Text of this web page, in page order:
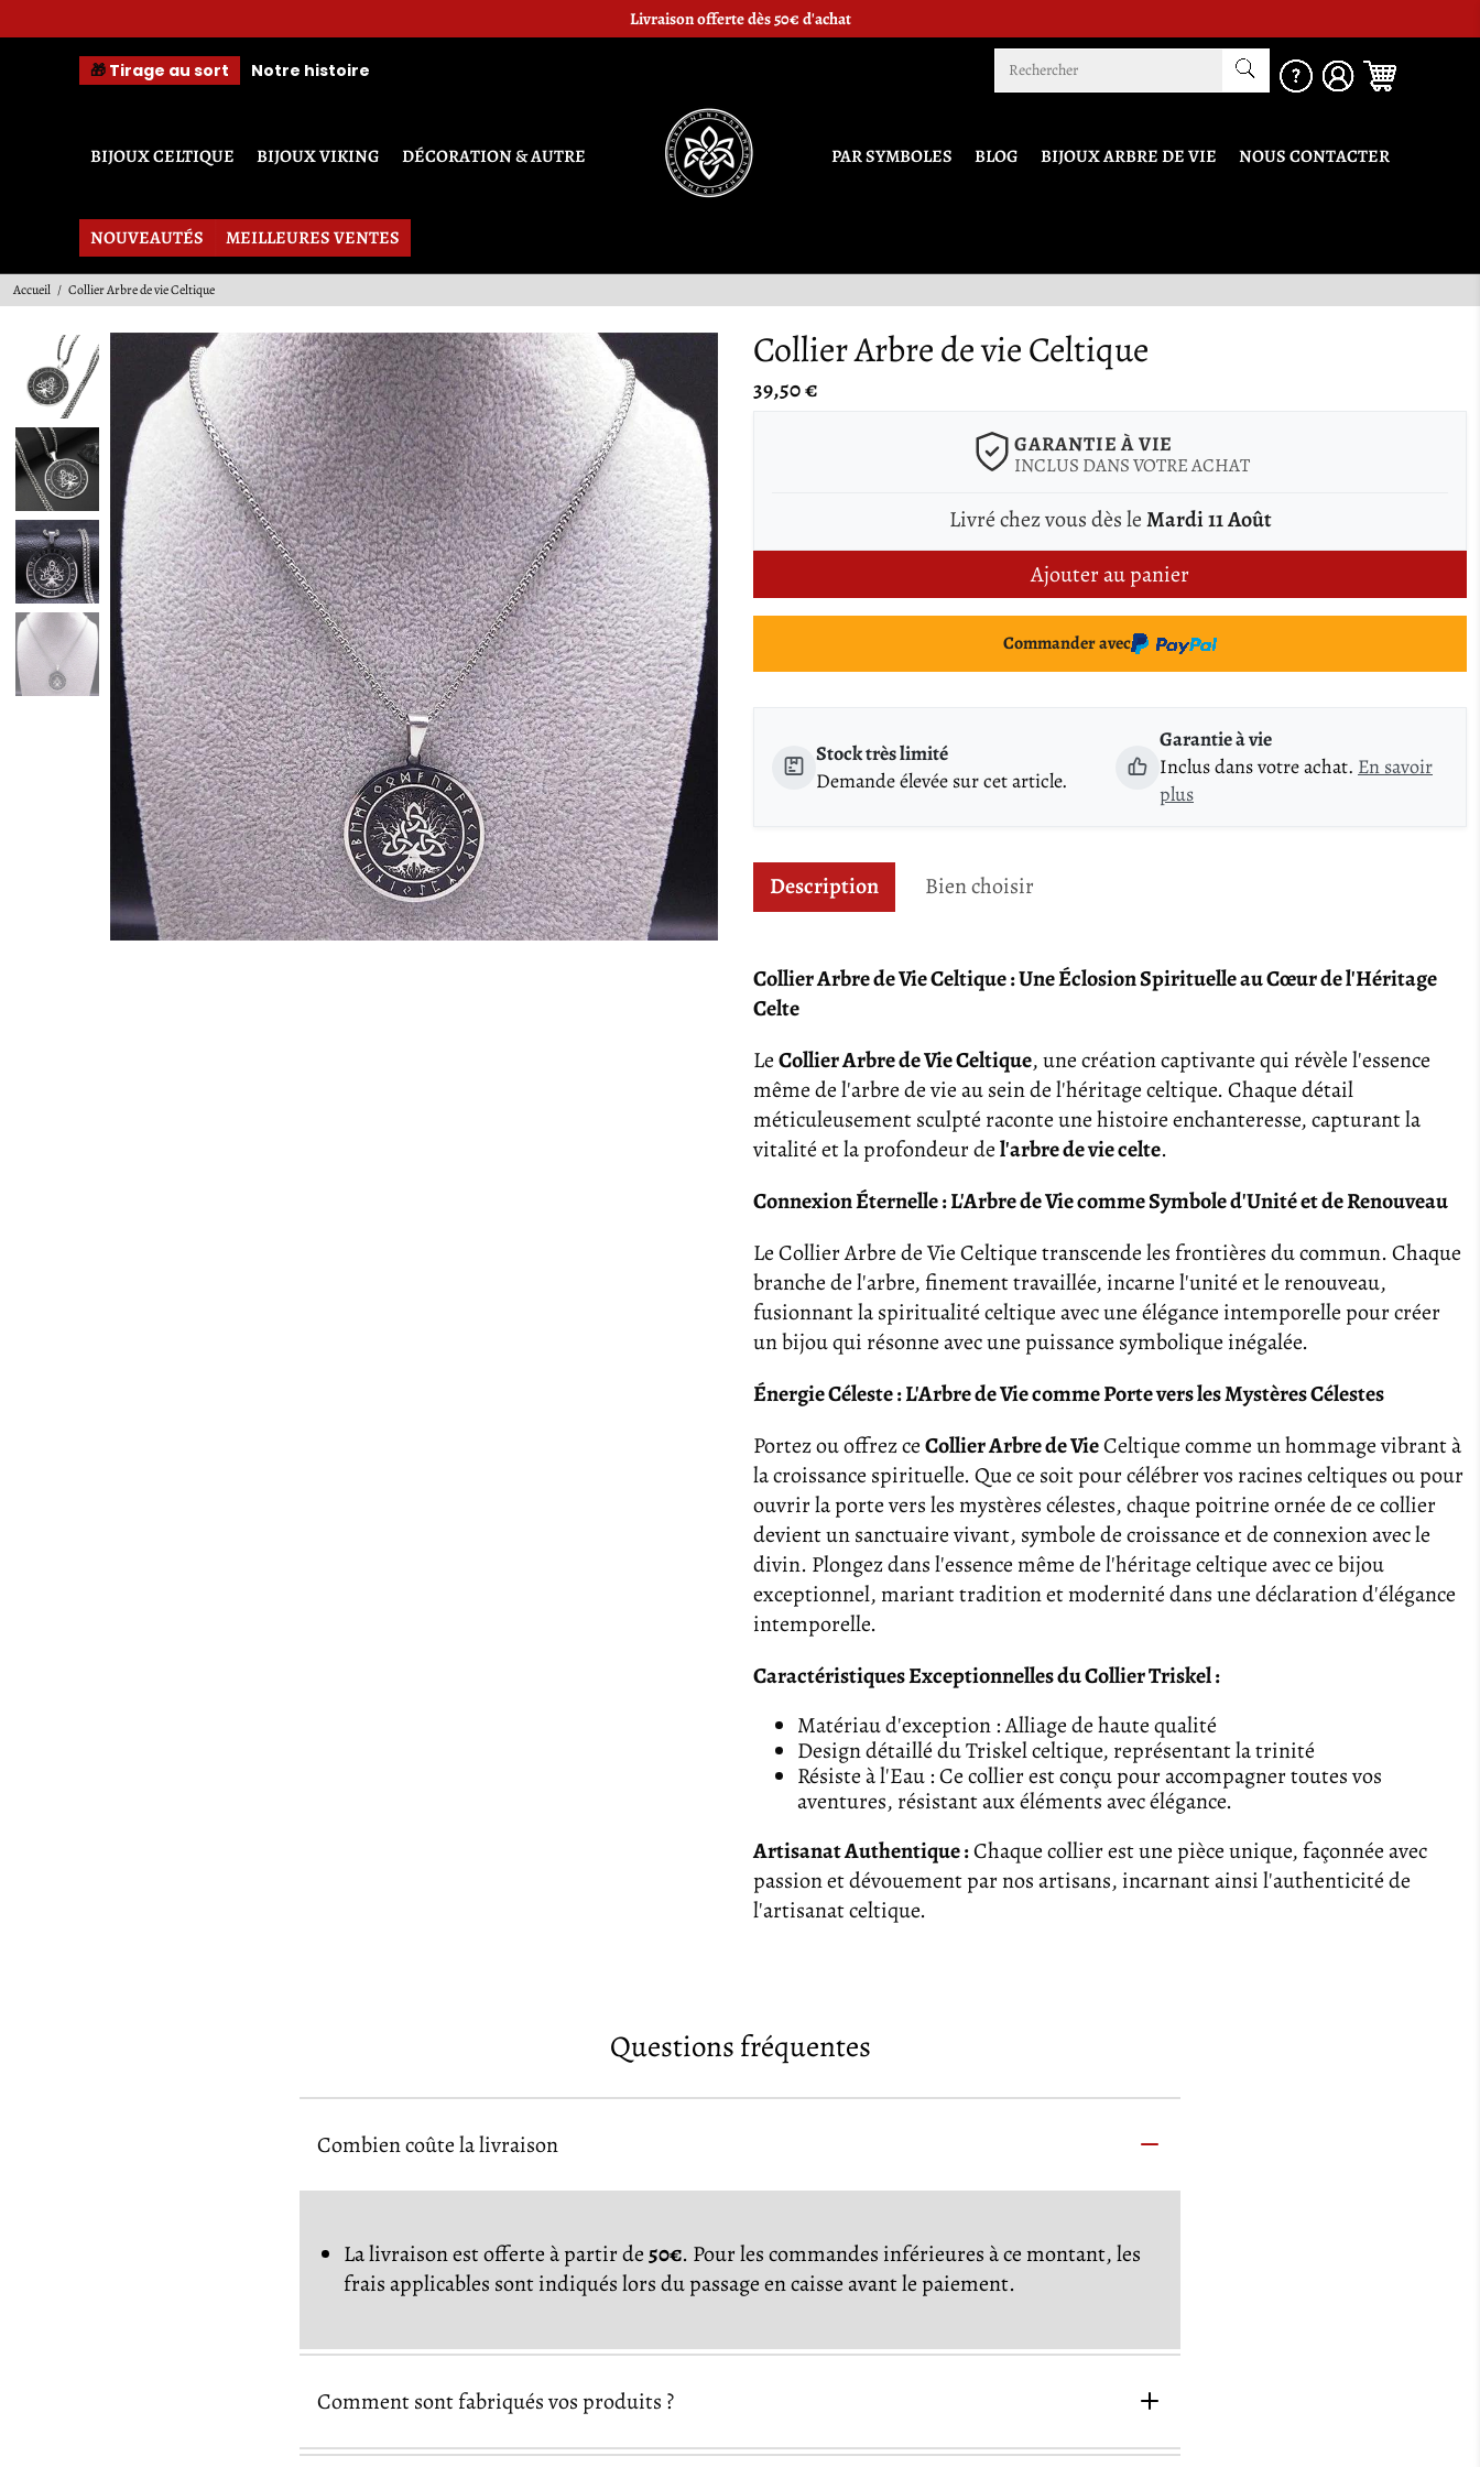
A chaque Symbole nordique est associé une valeur, représentez la fièrement !
🎁 Tirage au sort Notre histoire
BIJOUX CELTIQUE BIJOUX VIKING DÉCORATION & AUTRE PAR SYMBOLES BLOG BIJOUX ARBRE DE VIE NOUS CONTACTER
NOUVEAUTÉS MEILLEURES VENTES
Accueil / Collier Arbre de vie Celtique
Collier Arbre de vie Celtique
39,50 €
GARANTIE À VIE
INCLUS DANS VOTRE ACHAT
Livré chez vous dès leMardi 11 Août
Ajouter au panier
Commander avec
Stock très limité
Demande élevée sur cet article.
Garantie à vie
Inclus dans votre achat. En savoir
plus
Description Bien choisir
Collier Arbre de Vie Celtique : Une Éclosion Spirituelle au Cœur de l'Héritage
Celte
LeCollier Arbre de Vie Celtique, une création captivante qui révèle l'essence
même de l'arbre de vie au sein de l'héritage celtique. Chaque détail
méticuleusement sculpté raconte une histoire enchanteresse, capturant la
vitalité et la profondeur del'arbre de vie celte.
Connexion Éternelle : L'Arbre de Vie comme Symbole d'Unité et de Renouveau
Le Collier Arbre de Vie Celtique transcende les frontières du commun. Chaque
branche de l'arbre, finement travaillée, incarne l'unité et le renouveau,
fusionnant la spiritualité celtique avec une élégance intemporelle pour créer
un bijou qui résonne avec une puissance symbolique inégalée.
Énergie Céleste : L'Arbre de Vie comme Porte vers les Mystères Célestes
Portez ou offrez ceCollier Arbre de VieCeltique comme un hommage vibrant à
la croissance spirituelle. Que ce soit pour célébrer vos racines celtiques ou pour
ouvrir la porte vers les mystères célestes, chaque poitrine ornée de ce collier
devient un sanctuaire vivant, symbole de croissance et de connexion avec le
divin. Plongez dans l'essence même de l'héritage celtique avec ce bijou
exceptionnel, mariant tradition et modernité dans une déclaration d'élégance
intemporelle.
Caractéristiques Exceptionnelles du Collier Triskel :
Matériau d'exception : Alliage de haute qualité
Design détaillé du Triskel celtique, représentant la trinité
Résiste à l'Eau : Ce collier est conçu pour accompagner toutes vos
aventures, résistant aux éléments avec élégance.
Artisanat Authentique :Chaque collier est une pièce unique, façonnée avec
passion et dévouement par nos artisans, incarnant ainsi l'authenticité de
l'artisanat celtique.
Questions fréquentes
Combien coûte la livraison
La livraison est offerte à partir de50€. Pour les commandes inférieures à ce montant, les
frais applicables sont indiqués lors du passage en caisse avant le paiement.
Comment sont fabriqués vos produits ?